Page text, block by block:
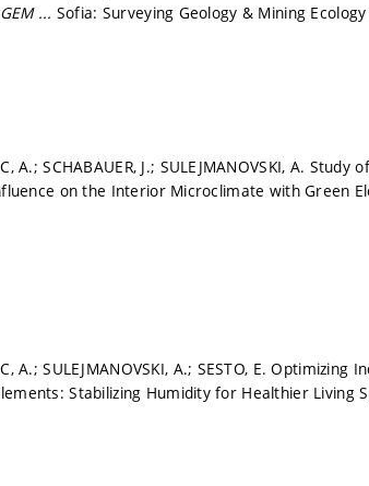
... Sofia: Surveying Geology & Mining
A.; SCHABAUER, J.; SULEJMANOVSKI, A.
on the Interior Microclimate with Green
A.; SULEJMANOVSKI, A.; SESTO, E.
Stabilizing Humidity for Healthier Living